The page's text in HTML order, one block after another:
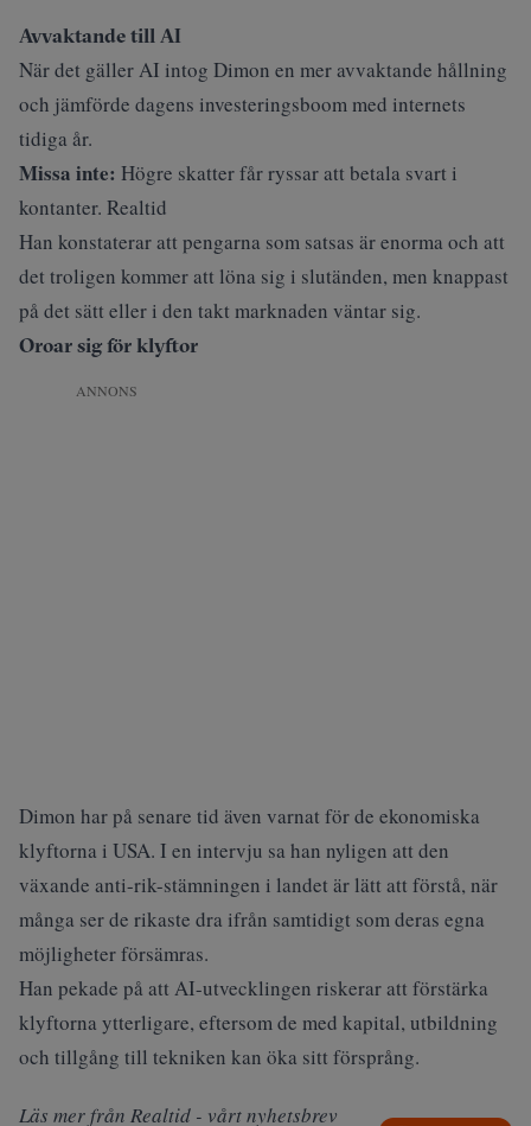
Avvaktande till AI
När det gäller AI intog Dimon en mer avvaktande hållning
och jämförde dagens investeringsboom med internets
tidiga år.
Missa inte: Högre skatter får ryssar att betala svart i
kontanter. Realtid
Han konstaterar att pengarna som satsas är enorma och att
det troligen kommer att löna sig i slutänden, men knappast
på det sätt eller i den takt marknaden väntar sig.
Oroar sig för klyftor
ANNONS
Dimon har på senare tid även varnat för de ekonomiska
klyftorna i USA. I en intervju sa han nyligen att den
växande anti-rik-stämningen i landet är lätt att förstå, när
många ser de rikaste dra ifrån samtidigt som deras egna
möjligheter försämras.
Han pekade på att AI-utvecklingen riskerar att förstärka
klyftorna ytterligare, eftersom de med kapital, utbildning
och tillgång till tekniken kan öka sitt försprång.
Läs mer från Realtid - vårt nyhetsbrev